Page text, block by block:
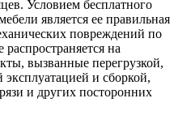
Условием бесплатного
является ее правильная
повреждений по
на
вызванные перегрузкой,
и сборкой,
и других посторонних